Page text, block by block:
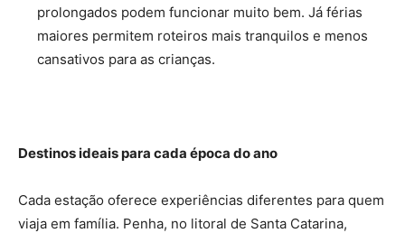
prolongados podem funcionar muito bem. Já férias
maiores permitem roteiros mais tranquilos e menos
cansativos para as crianças.
Destinos ideais para cada época do ano
Cada estação oferece experiências diferentes para quem
viaja em família. Penha, no litoral de Santa Catarina,